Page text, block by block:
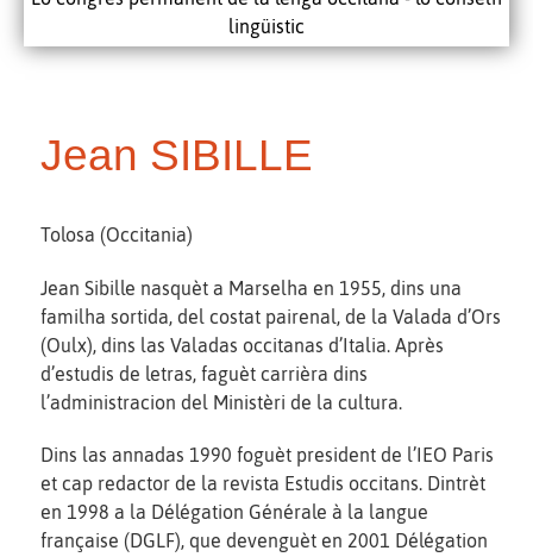
lingüistic
Jean SIBILLE
Tolosa (Occitania)
Jean Sibille nasquèt a Marselha en 1955, dins una
familha sortida, del costat pairenal, de la Valada d’Ors
(Oulx), dins las Valadas occitanas d’Italia. Après
d’estudis de letras, faguèt carrièra dins
l’administracion del Ministèri de la cultura.
Dins las annadas 1990 foguèt president de l’IEO Paris
et cap redactor de la revista Estudis occitans. Dintrèt
en 1998 a la Délégation Générale à la langue
française (DGLF), que devenguèt en 2001 Délégation